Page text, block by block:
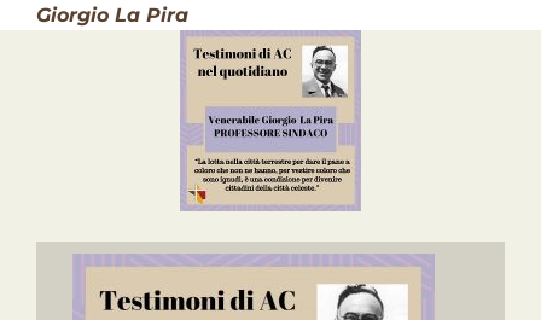
Giorgio La Pira